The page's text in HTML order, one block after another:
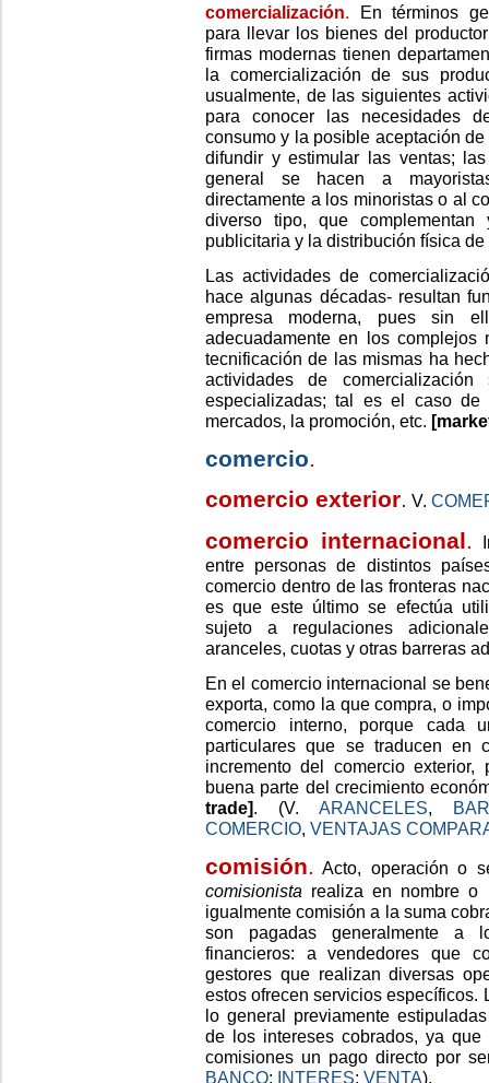
comercialización. En términos
para llevar los bienes del
firmas modernas tienen
la comercialización de sus
usualmente, de las siguientes
para conocer las necesidades
consumo y la posible aceptación
difundir y estimular las ventas;
general se hacen a
directamente a los minoristas o al
diverso tipo, que
publicitaria y la distribución física
Las actividades de
hace algunas décadas- resultan
empresa moderna, pues sin
adecuadamente en los
tecnificación de las mismas ha
actividades de
especializadas; tal es el caso
mercados, la promoción, etc.
comercio.
comercio exterior. V.
comercio internacional.
entre personas de distintos
comercio dentro de las fronteras
es que este último se efectúa
sujeto a regulaciones
aranceles, cuotas y otras barreras
En el comercio internacional se
exporta, como la que compra, o
comercio interno, porque cada
particulares que se traducen en
incremento del comercio
buena parte del crecimiento
trade]. (V. ARANCELES,
COMERCIO, VENTAJAS
comisión. Acto, operación o
comisionista realiza en nombre o
igualmente comisión a la suma
son pagadas generalmente a
financieros: a vendedores que
gestores que realizan diversas
estos ofrecen servicios específicos.
lo general previamente
de los intereses cobrados, ya
comisiones un pago directo por
BANCO; INTERES; VENTA).